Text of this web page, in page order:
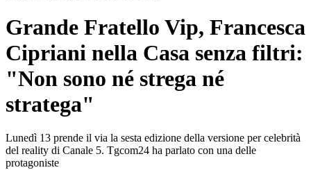
Grande Fratello Vip, Francesca
Cipriani nella Casa senza filtri:
"Non sono né strega né
stratega"
Lunedì 13 prende il via la sesta edizione della versione per celebrità
del reality di Canale 5. Tgcom24 ha parlato con una delle
protagoniste